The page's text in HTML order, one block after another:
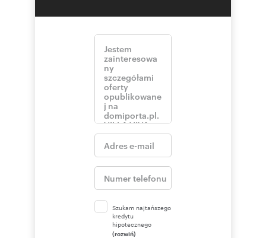
Szukam najtańszego
kredytu
hipotecznego
(rozwiń)